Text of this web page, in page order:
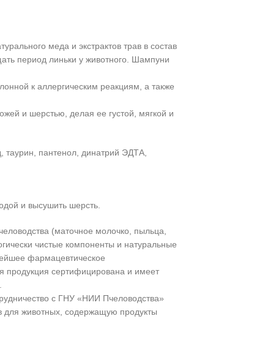
меда и экстрактов трав в состав
период линьки у животного. Шампуни
к аллергическим реакциям, а также
и шерстью, делая ее густой, мягкой и
пантенол, динатрий ЭДТА,
и высушить шерсть.
(маточное молочко, пыльца,
чистые компоненты и натуральные
фармацевтическое
продукция сертифицирована и имеет
с ГНУ «НИИ Пчеловодства»
для животных, содержащую продукты